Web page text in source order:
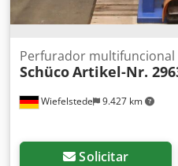
Wiefelstede 9.427 km
Perfurador multifuncional
SchücoArtikel-Nr.
Solicitar